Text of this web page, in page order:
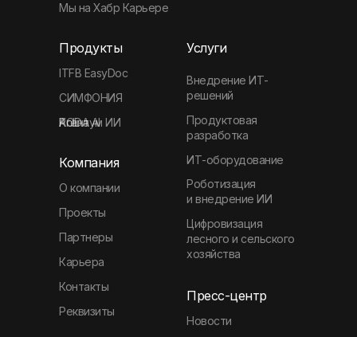
Компания
Контакты
Реквизиты
О компании
Проекты
Партнеры
Карьера
Услуги
Продукты
Пресс-центр
ITFB EasyDoc
СИМФОНИЯ
Агентум ИИ
KODA
Polina AI
Новости
Мы на Хабр Карьере
Цифровизация
лесного и сельского
хозяйства
Продуктовая
разработка
ИТ-оборудование
Роботизация
и внедрение ИИ
Внедрение ИТ-
решений